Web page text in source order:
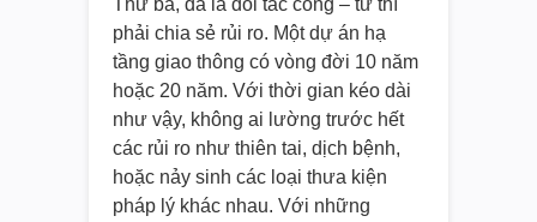
Thứ ba, đã là đối tác công – tư thì
phải chia sẻ rủi ro. Một dự án hạ
tầng giao thông có vòng đời 10 năm
hoặc 20 năm. Với thời gian kéo dài
như vậy, không ai lường trước hết
các rủi ro như thiên tai, dịch bệnh,
hoặc nảy sinh các loại thưa kiện
pháp lý khác nhau. Với những